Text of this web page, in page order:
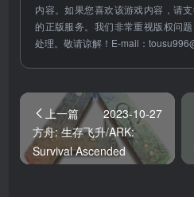
内容。如果您喜欢该游戏内容，请
的正版服务。我们非常重视版权问
处理。敬请谅解！E-mail：
上一篇
2023-10-27
方舟: 生存飞升/ARK:
Survival Ascended